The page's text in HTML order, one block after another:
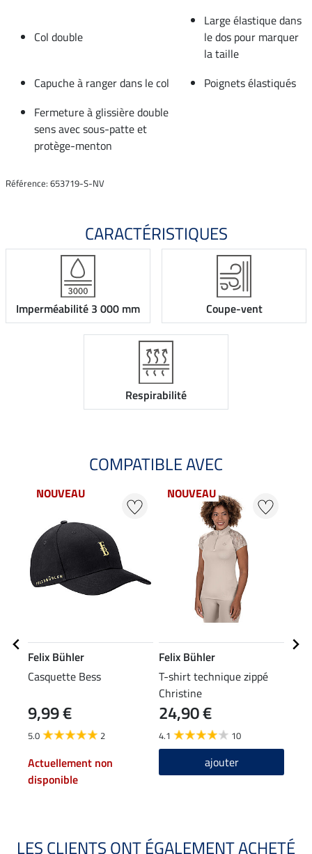
Col double
Large élastique dans
le dos pour marquer
la taille
Capuche à ranger dans le col
Poignets élastiqués
Fermeture à glissière double
sens avec sous-patte et
protège-menton
Référence: 653719-S-NV
CARACTÉRISTIQUES
Imperméabilité 3 000 mm Coupe-vent
Respirabilité
COMPATIBLE AVEC
NOUVEAU
Felix Bühler
Casquette Bess
9,99 €
5.0 2
Actuellement non
disponible
NOUVEAU
Felix Bühler
T-shirt technique zippé
Christine
24,90 €
4.1 10
ajouter
LES CLIENTS ONT ÉGALEMENT ACHETÉ